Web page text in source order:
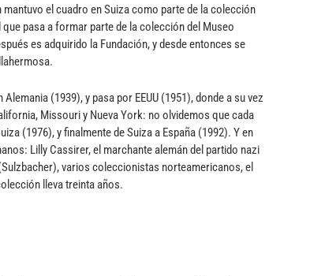
el cuadro en Suiza como parte de la colección
pasa a formar parte de la colección del Museo
es adquirido la Fundación, y desde entonces se
(1939), y pasa por EEUU (1951), donde a su vez
Missouri y Nueva York: no olvidemos que cada
(1976), y finalmente de Suiza a España (1992). Y en
Lilly Cassirer, el marchante alemán del partido nazi
varios coleccionistas norteamericanos, el
lleva treinta años.